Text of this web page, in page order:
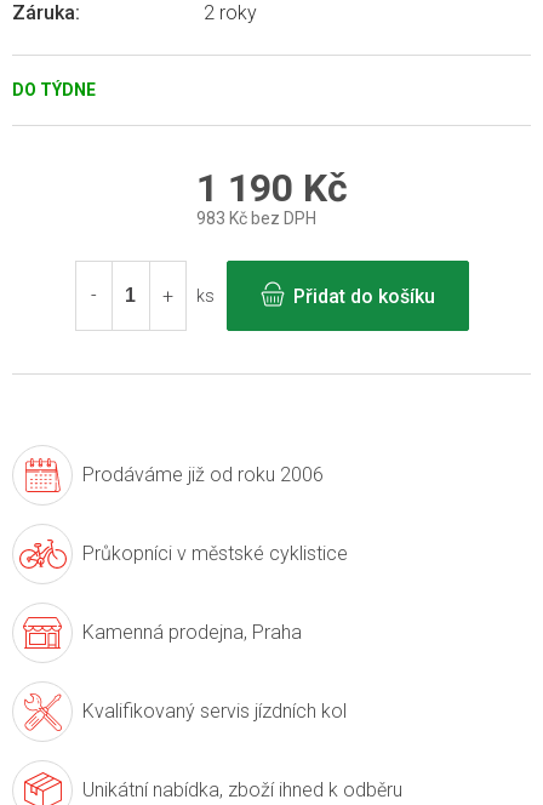
DO TÝDNE
Záruka: 2 roky
1 190 Kč
983 Kč bez DPH
cena:
ks
Přidat do košíku
Prodáváme již od roku 2006
Průkopníci v městské cyklistice
Kamenná prodejna, Praha
Kvalifikovaný servis jízdních kol
Unikátní nabídka, zboží ihned k odběru